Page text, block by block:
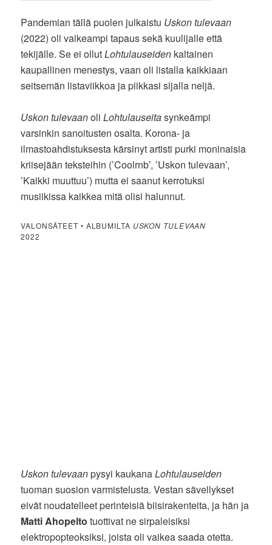
Pandemian tällä puolen julkaistu Uskon tulevaan
(2022) oli vaikeampi tapaus sekä kuulijalle että
tekijälle. Se ei ollutLohtulauseiden kaltainen
kaupallinen menestys, vaan oli listalla kaikkiaan
seitsemän listaviikkoa ja piikkasi sijalla neljä.
Uskon tulevaanoliLohtulauseitasynkeämpi
varsinkin sanoitusten osalta. Korona- ja
ilmastoahdistuksesta kärsinyt artisti purki moninaisia
kriisejään teksteihin (’Coolrnb’, ’Uskon tulevaan’,
’Kaikki muuttuu’) mutta ei saanut kerrotuksi
musiikissa kaikkea mitä olisi halunnut.
VALONSÄTEET • ALBUMILTA USKON TULEVAAN
2022
Uskon tulevaanpysyi kaukanaLohtulauseiden
tuoman suosion varmistelusta. Vestan sävellykset
eivät noudatelleet perinteisiä biisirakenteita, ja hän ja
Matti Ahopelto tuottivat ne sirpaleisiksi
elektropopteoksiksi, joista oli vaikea saada otetta.